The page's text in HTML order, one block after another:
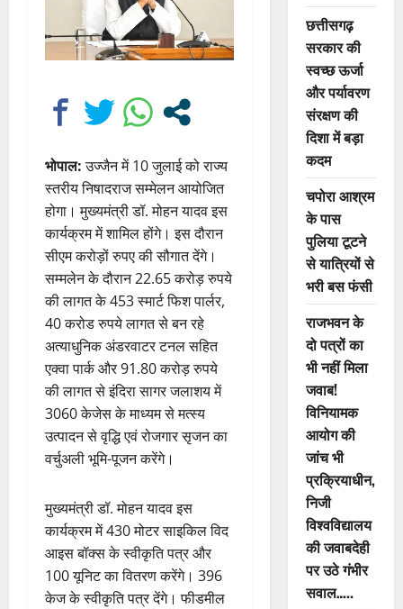
भोपाल:उज्जैन में 10 जुलाई को राज्य
स्तरीय निषादराज सम्मेलन आयोजित
होगा। मुख्यमंत्री डॉ. मोहन यादव इस
कार्यक्रम में शामिल होंगे। इस दौरान
सीएम करोड़ों रुपए की सौगात देंगे।
सम्मलेन के दौरान 22.65 करोड़ रुपये
की लागत के 453 स्मार्ट फिश पार्लर,
40 करोड रुपये लागत से बन रहे
अत्याधुनिक अंडरवाटर टनल सहित
एक्वा पार्क और 91.80 करोड़ रुपये
की लागत से इंदिरा सागर जलाशय में
3060 केजेस के माध्यम से मत्स्य
उत्पादन से वृद्धि एवं रोजगार सृजन का
वर्चुअली भूमि-पूजन करेंगे।
मुख्यमंत्री डॉ. मोहन यादव इस
कार्यक्रम में 430 मोटर साइकिल विद
आइस बॉक्स के स्वीकृति पत्र और
100 यूनिट का वितरण करेंगे। 396
केज के स्वीकृति पत्र देंगे। फीडमील
छत्तीसगढ़
सरकार की
स्वच्छ ऊर्जा
और पर्यावरण
संरक्षण की
दिशा में बड़ा
कदम
चपोरा आश्रम
के पास
पुलिया टूटने
से यात्रियों से
भरी बस फंसी
राजभवन के
दो पत्रों का
भी नहीं मिला
जवाब!
विनियामक
आयोग की
जांच भी
प्रक्रियाधीन,
निजी
विश्वविद्यालय
की जवाबदेही
पर उठे गंभीर
सवाल…..